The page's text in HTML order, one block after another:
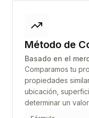
Método de
Basado en el
Comparamos tu
propiedades
ubicación,
determinar un